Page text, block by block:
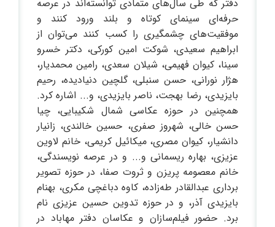
دفتر که طی سال‌های متمادی توانسته‌اند در عرصه
حرفه‌ای سینمای کوتاه و بلند ورود کنند و
موفقیت‌های چشمگیری را کسب کنند می‌توان از
ابراهیم سعیدی، شوکت امین کورکی، دکتر خسرو
سینا، کیوان فهیمی، شیلان سعدی، رامین محمدیار،
هژار نورانی، حسن سنبلی، گلچین دنیادیده، رحیم
بایزیدی، رضا بهجت، ناصر بایزیدی، و... اشاره کرد.
همچنین در حوزه عکاسی شمال شکیبایی، چیا
حسن خالی، شهروز صفری، حسین خالندی، زانیار
دانشیار، کیوان مصری، میکائیل کریمی، خانم لاوین
عزیزی، بهاره ریسمانی و... و در عرصه نویسندگی،
خانم معصومه پریزن و ثروت صفا، در حوزه تصویر
برداری عبدالقادر طه‌زاده، کاوه دباغچی مکری، بهنام
بایزیدی آذر، و در حوزه تدوین حسین عزیزی نام
برد. حضور فیلم‌سازان و عکاسان دفتر مهاباد در